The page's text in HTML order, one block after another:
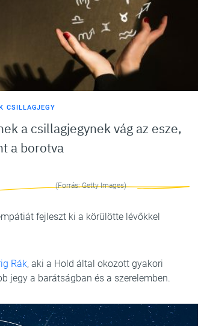
CSILLAGJEGY
a csillagjegynek vág az esze,
a borotva
(Forrás: Getty Images)
fejleszt ki a körülötte lévőkkel
Rák, aki a Hold által okozott gyakori
jegy a barátságban és a szerelemben.